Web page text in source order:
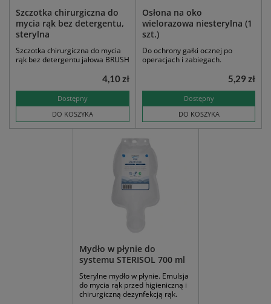
Szczotka chirurgiczna do
mycia rąk bez detergentu,
sterylna
Szczotka chirurgiczna do mycia
rąk bez detergentu jałowa BRUSH
Dostępny
DO KOSZYKA
4,10 zł
Osłona na oko
wielorazowa niesterylna (1
szt.)
Do ochrony gałki ocznej po
operacjach i zabiegach.
Dostępny
DO KOSZYKA
5,29 zł
Mydło w płynie do
systemu STERISOL 700 ml
Sterylne mydło w płynie. Emulsja
do mycia rąk przed higieniczną i
chirurgiczną dezynfekcją rąk.